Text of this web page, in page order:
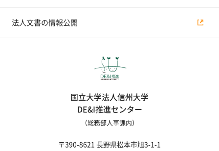
国立大学法人信州大学
DE&I推進センター
（総務部人事課内）
〒390-8621 長野県松本市旭3-1-1
法人文書の情報公開